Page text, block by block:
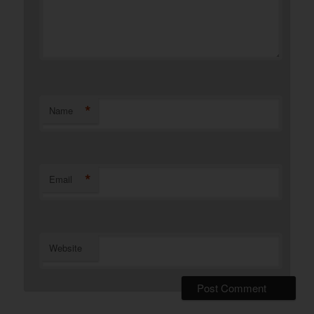
Name *
Email *
Website